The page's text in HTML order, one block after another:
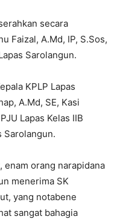
secara
Faizal, A.Md, IP, S.Sos,
Sarolangun.
KPLP Lapas
A.Md, SE, Kasi
Lapas Kelas IIB
Sarolangun.
enam orang narapidana
menerima SK
yang notabene
sangat bahagia